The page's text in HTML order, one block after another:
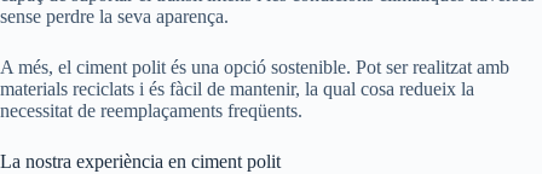
sense perdre la seva aparença.
A més, el ciment polit és una opció sostenible. Pot ser realitzat amb
materials reciclats i és fàcil de mantenir, la qual cosa redueix la
necessitat de reemplaçaments freqüents.
La nostra experiència en ciment polit